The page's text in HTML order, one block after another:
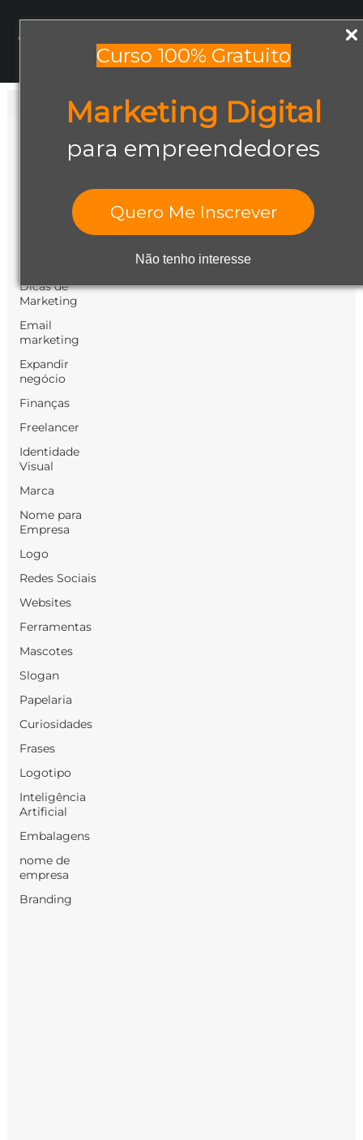
Curso 100% Gratuito
Marketing Digital
para empreendedores
Quero Me Inscrever
Não tenho interesse
Abrir negócio
Design Gráfico
Dicas de
Marketing
Email
marketing
Expandir
negócio
Finanças
Freelancer
Identidade
Visual
Marca
Nome para
Empresa
Logo
Redes Sociais
Websites
Ferramentas
Mascotes
Slogan
Papelaria
Curiosidades
Frases
Logotipo
Inteligência
Artificial
Embalagens
nome de
empresa
Branding
Todos os posts